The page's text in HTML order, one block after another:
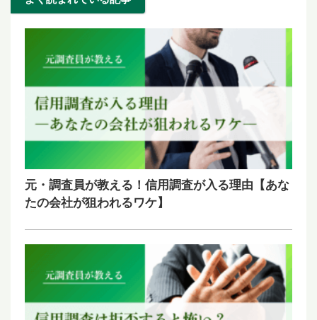
元・調査員が教える！信用調査が入る理由【あな
たの会社が狙われるワケ】